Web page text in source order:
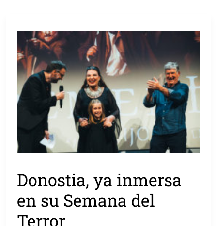
Donostia, ya inmersa
en su Semana del
Terror